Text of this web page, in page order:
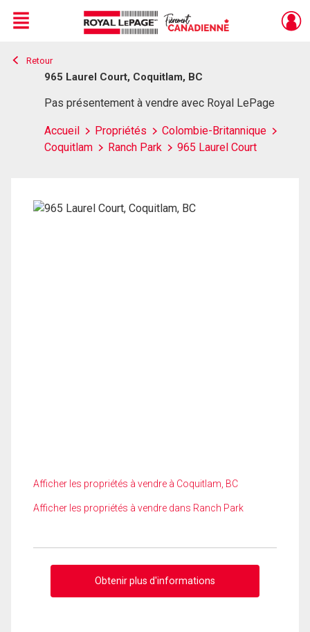
Live
En Direct
Menu
Retour
965 Laurel Court, Coquitlam, BC
Pas présentement à vendre avec Royal LePage
Accueil Propriétés
Colombie-Britannique
Coquitlam
Ranch Park 965 Laurel Court
Afficher les propriétés à vendre à Coquitlam, BC
Afficher les propriétés à vendre dans Ranch Park
Obtenir plus d'informations